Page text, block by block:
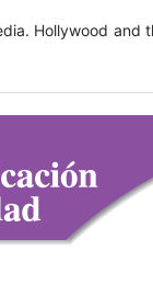
Hollywood and